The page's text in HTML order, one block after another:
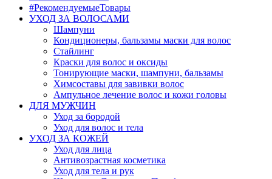
#РекомендуемыеТовары
УХОД ЗА ВОЛОСАМИ
Шампуни
Кондиционеры, бальзамы маски для волос
Стайлинг
Краски для волос и оксиды
Тонирующие маски, шампуни, бальзамы
Химсоставы для завивки волос
Ампульное лечение волос и кожи головы
ДЛЯ МУЖЧИН
Уход за бородой
Уход для волос и тела
УХОД ЗА КОЖЕЙ
Уход для лица
Антивозрастная косметика
Уход для тела и рук